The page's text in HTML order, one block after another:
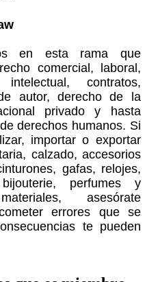
en esta rama que
comercial, laboral,
intelectual, contratos,
autor, derecho de la
privado y hasta
derechos humanos. Si
importar o exportar
calzado, accesorios
gafas, relojes,
perfumes y
asesórate
errores que se
te pueden